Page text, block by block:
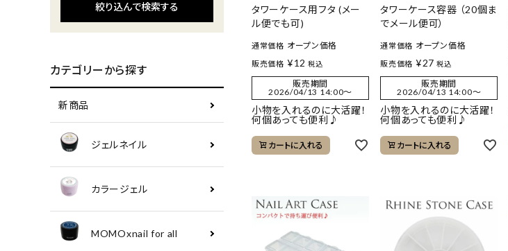
絞り込んで検索する
カテゴリーから探す
新商品
ジェルネイル
カラージェル
MOMOxnail for all
タワーケース用フタ (メー
ル便でも可)
通常価格 オープン価格
販売価格 ¥12 税込
販売期間
2026/04/13 14:00〜
小物を入れるのに大活躍！
何個あっても便利♪
カートに入れる
タワーケース容器 （20個ま
でメール便可）
通常価格 オープン価格
販売価格 ¥27 税込
販売期間
2026/04/13 14:00〜
小物を入れるのに大活躍！
何個あっても便利♪
カートに入れる